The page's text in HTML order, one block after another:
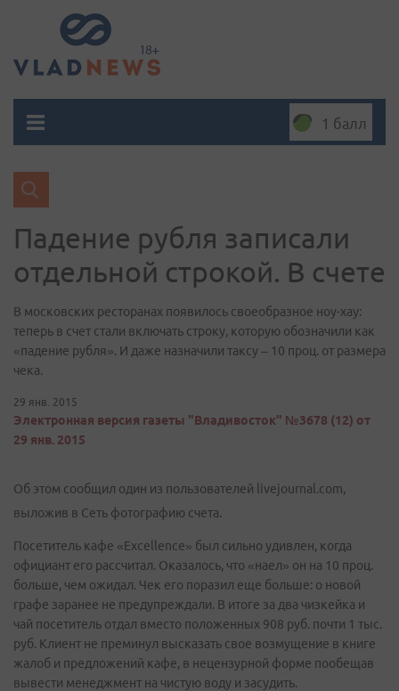
1 балл
​Падение рубля записали
отдельной строкой. В счете
В московских ресторанах появилось своеобразное ноу-хау:
теперь в счет стали включать строку, которую обозначили как
«падение рубля». И даже назначили таксу – 10 проц. от размера
чека.
29 янв. 2015
Электронная версия газеты "Владивосток" №3678 (12) от
29 янв. 2015
Об этом сообщил один из пользователей livejournal.com,
выложив в Сеть фотографию счета.
Посетитель кафе «Excellence» был сильно удивлен, когда
официант его рассчитал. Оказалось, что «наел» он на 10 проц.
больше, чем ожидал. Чек его поразил еще больше: о новой
графе заранее не предупреждали. В итоге за два чизкейка и
чай посетитель отдал вместо положенных 908 руб. почти 1 тыс.
руб. Клиент не преминул высказать свое возмущение в книге
жалоб и предложений кафе, в нецензурной форме пообещав
вывести менеджмент на чистую воду и засудить.